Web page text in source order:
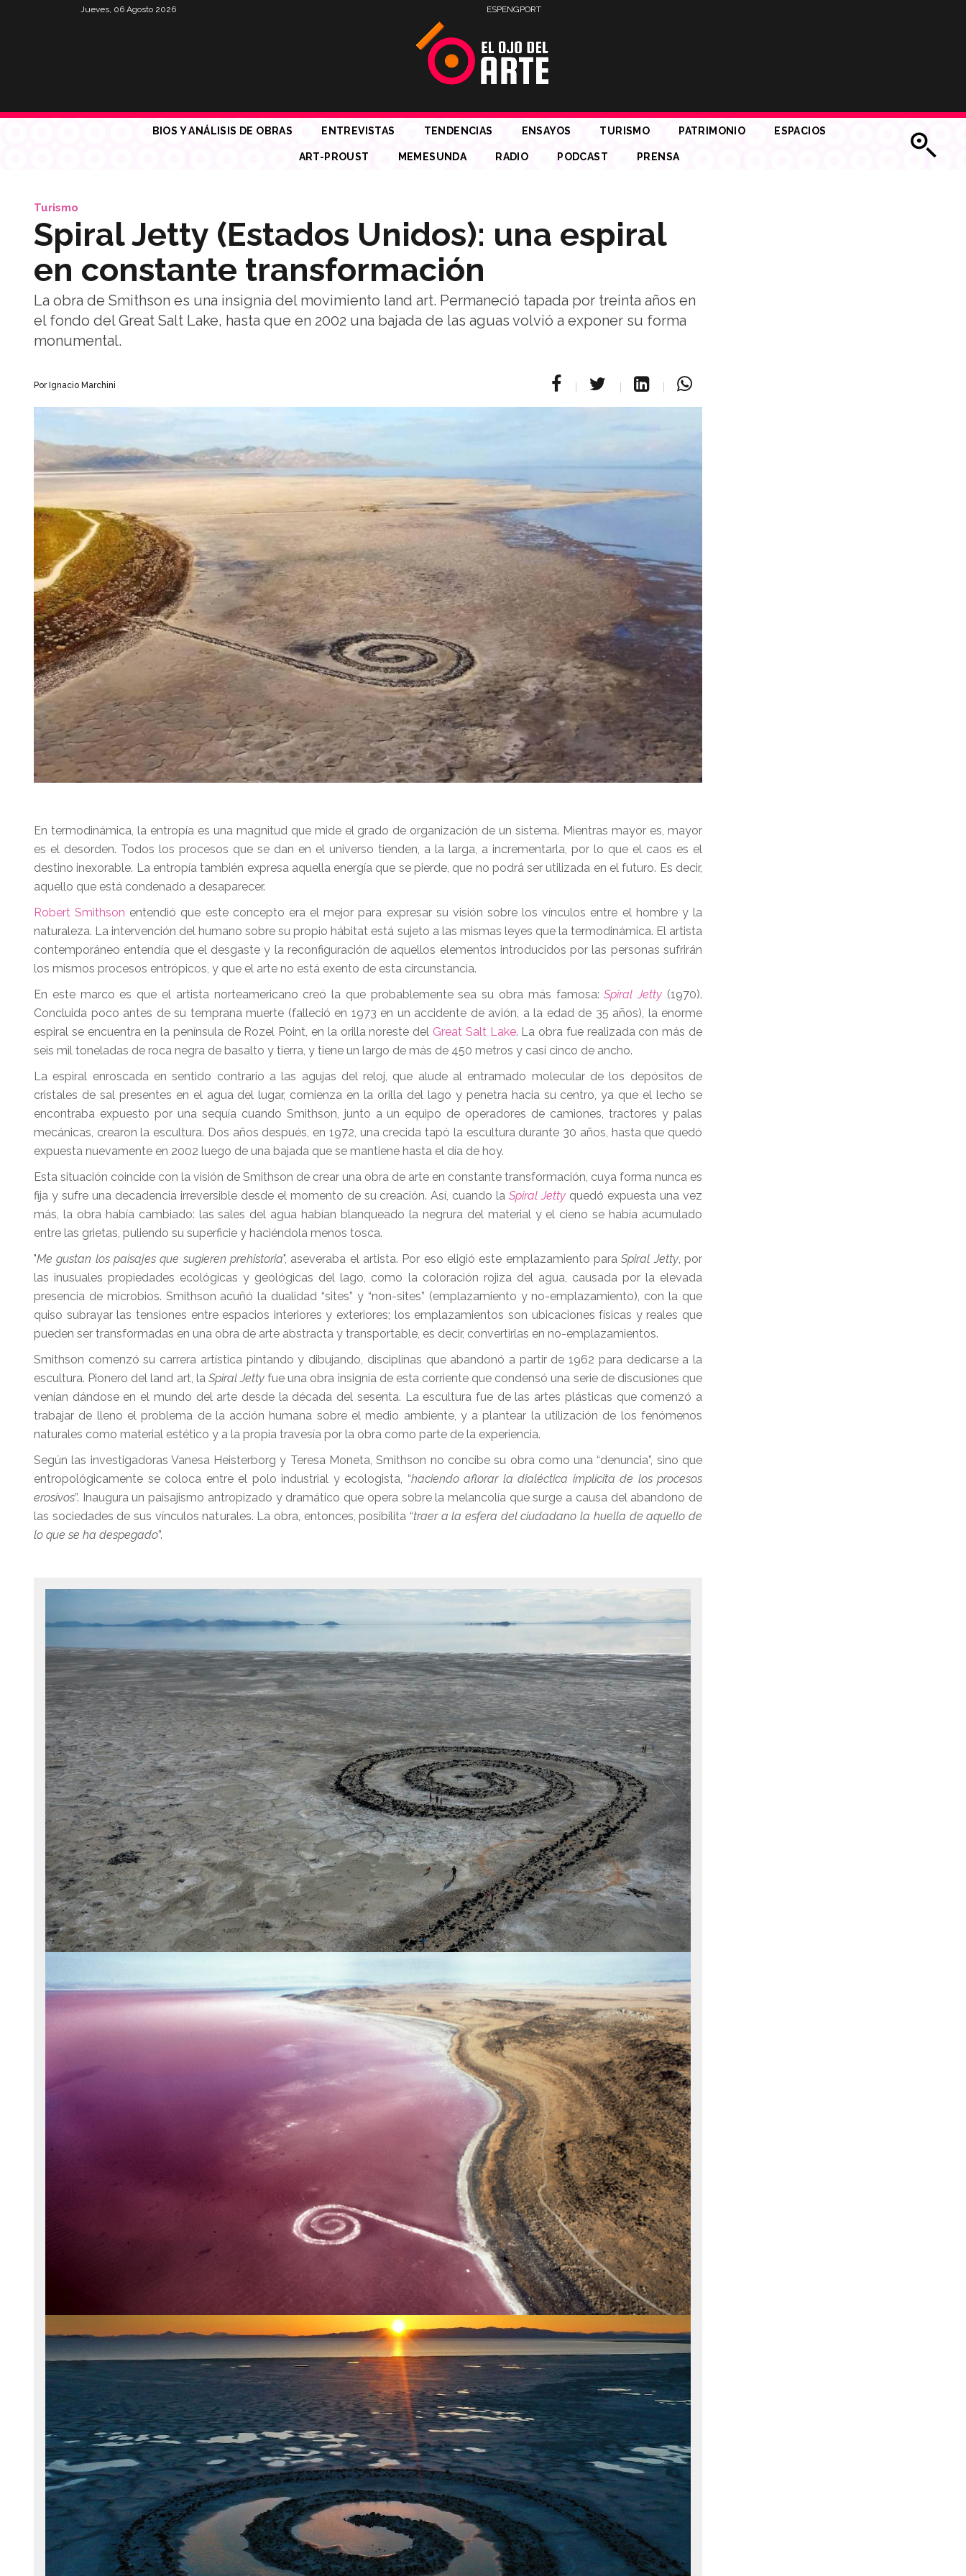
Jueves, 06 Agosto 2026 ESPENGPORT
BIOS Y ANÁLISIS DE OBRAS ENTREVISTAS TENDENCIAS ENSAYOS TURISMO PATRIMONIO ESPACIOS
ART-PROUST MEMESUNDA RADIO PODCAST PRENSA
Turismo
Spiral Jetty (Estados Unidos): una espiral
en constante transformación
La obra de Smithson es una insignia del movimiento land art. Permaneció tapada por treinta años en
el fondo del Great Salt Lake, hasta que en 2002 una bajada de las aguas volvió a exponer su forma
monumental.
Por Ignacio Marchini
En termodinámica, la entropía es una magnitud que mide el grado de organización de un sistema. Mientras mayor es, mayor
es el desorden. Todos los procesos que se dan en el universo tienden, a la larga, a incrementarla, por lo que el caos es el
destino inexorable. La entropía también expresa aquella energía que se pierde, que no podrá ser utilizada en el futuro. Es decir,
aquello que está condenado a desaparecer.
Robert Smithson entendió que este concepto era el mejor para expresar su visión sobre los vínculos entre el hombre y la
naturaleza. La intervención del humano sobre su propio hábitat está sujeto a las mismas leyes que la termodinámica. El artista
contemporáneo entendía que el desgaste y la reconfiguración de aquellos elementos introducidos por las personas sufrirán
los mismos procesos entrópicos, y que el arte no está exento de esta circunstancia.
En este marco es que el artista norteamericano creó la que probablemente sea su obra más famosa:Spiral Jetty (1970).
Concluida poco antes de su temprana muerte (falleció en 1973 en un accidente de avión, a la edad de 35 años), la enorme
espiral se encuentra en la península de Rozel Point, en la orilla noreste del Great Salt Lake. La obra fue realizada con más de
seis mil toneladas de roca negra de basalto y tierra, y tiene un largo de más de 450 metros y casi cinco de ancho.
La espiral enroscada en sentido contrario a las agujas del reloj, que alude al entramado molecular de los depósitos de
cristales de sal presentes en el agua del lugar, comienza en la orilla del lago y penetra hacia su centro, ya que el lecho se
encontraba expuesto por una sequía cuando Smithson, junto a un equipo de operadores de camiones, tractores y palas
mecánicas, crearon la escultura. Dos años después, en 1972, una crecida tapó la escultura durante 30 años, hasta que quedó
expuesta nuevamente en 2002 luego de una bajada que se mantiene hasta el día de hoy.
Esta situación coincide con la visión de Smithson de crear una obra de arte en constante transformación, cuya forma nunca es
fija y sufre una decadencia irreversible desde el momento de su creación. Así, cuando laSpiral Jetty quedó expuesta una vez
más, la obra había cambiado: las sales del agua habían blanqueado la negrura del material y el cieno se había acumulado
entre las grietas, puliendo su superficie y haciéndola menos tosca.
"Me gustan los paisajes que sugieren prehistoria", aseveraba el artista. Por eso eligió este emplazamiento paraSpiral Jetty, por
las inusuales propiedades ecológicas y geológicas del lago, como la coloración rojiza del agua, causada por la elevada
presencia de microbios. Smithson acuñó la dualidad “sites” y “non-sites” (emplazamiento y no-emplazamiento), con la que
quiso subrayar las tensiones entre espacios interiores y exteriores; los emplazamientos son ubicaciones físicas y reales que
pueden ser transformadas en una obra de arte abstracta y transportable, es decir, convertirlas en no-emplazamientos.
Smithson comenzó su carrera artística pintando y dibujando, disciplinas que abandonó a partir de 1962 para dedicarse a la
escultura. Pionero del land art, la Spiral Jetty fue una obra insignia de esta corriente que condensó una serie de discusiones que
venían dándose en el mundo del arte desde la década del sesenta. La escultura fue de las artes plásticas que comenzó a
trabajar de lleno el problema de la acción humana sobre el medio ambiente, y a plantear la utilización de los fenómenos
naturales como material estético y a la propia travesía por la obra como parte de la experiencia.
Según las investigadoras Vanesa Heisterborg y Teresa Moneta, Smithson no concibe su obra como una “denuncia”, sino que
entropológicamente se coloca entre el polo industrial y ecologista, “haciendo aflorar la dialéctica implícita de los procesos
erosivos”. Inaugura un paisajismo antropizado y dramático que opera sobre la melancolía que surge a causa del abandono de
las sociedades de sus vínculos naturales. La obra, entonces, posibilita “traer a la esfera del ciudadano la huella de aquello de
lo que se ha despegado”.